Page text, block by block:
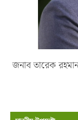
জনাব তারেক রহমান